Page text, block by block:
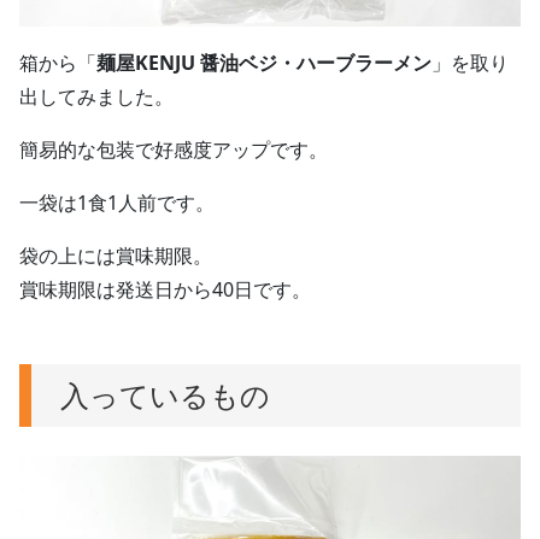
箱から「麺屋KENJU 醤油ベジ・ハーブラーメン」を取り
出してみました。
簡易的な包装で好感度アップです。
一袋は1食1人前です。
袋の上には賞味期限。
賞味期限は発送日から40日です。
入っているもの